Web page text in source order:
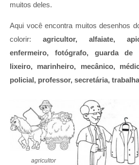
muitos deles.
Aqui você encontra muitos desenhos
colorir: agricultor, alfaiate,
enfermeiro, fotógrafo, guarda de
lixeiro, marinheiro, mecânico,
policial, professor, secretária,
agricultor